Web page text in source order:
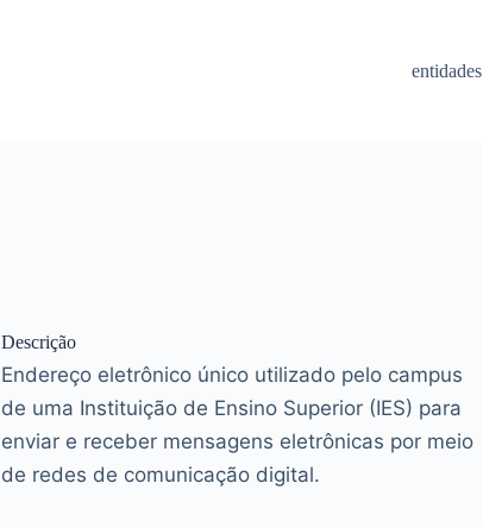
entidades
Descrição
Endereço eletrônico único utilizado pelo campus
de uma Instituição de Ensino Superior (IES) para
enviar e receber mensagens eletrônicas por meio
de redes de comunicação digital.